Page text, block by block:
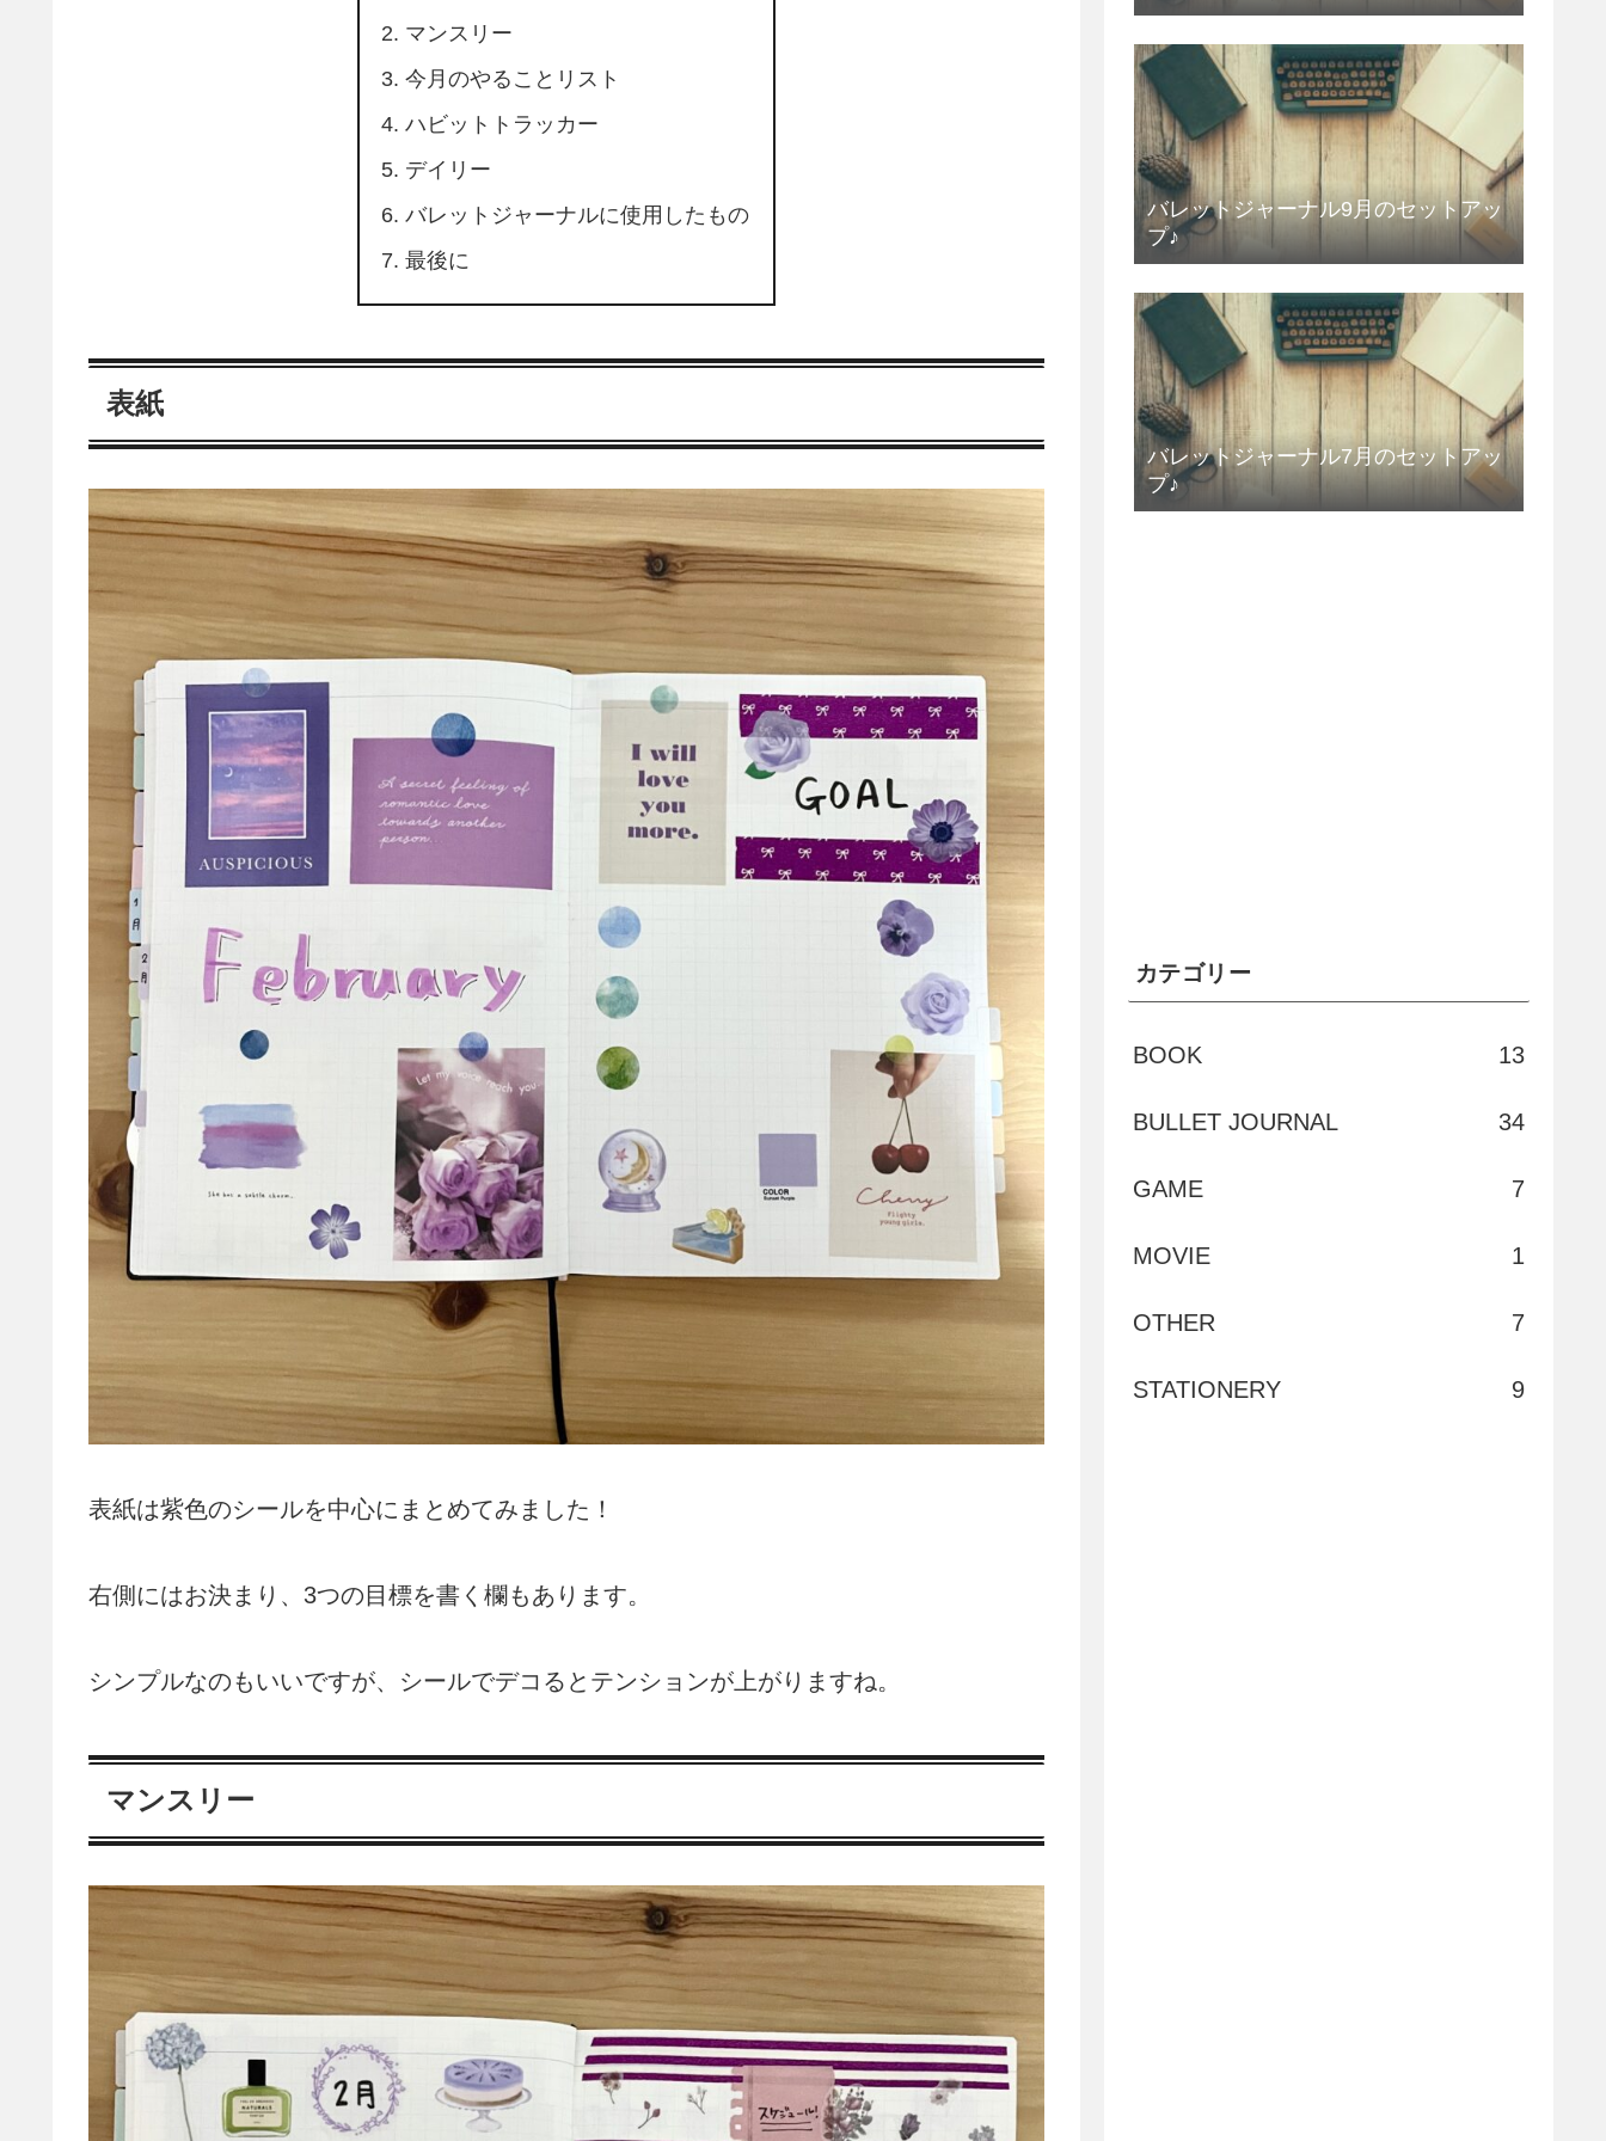
マンスリー
今月のやることリスト
ハビットトラッカー
デイリー
バレットジャーナルに使用したもの
最後に
表紙
表紙は紫色のシールを中心にまとめてみました！
右側にはお決まり、3つの目標を書く欄もあります。
シンプルなのもいいですが、シールでデコるとテンションが上がりますね。
マンスリー
バレットジャーナル9月のセットアッ
プ♪
バレットジャーナル7月のセットアッ
プ♪
カテゴリー
BOOK 13
BULLET JOURNAL 34
GAME 7
MOVIE 1
OTHER 7
STATIONERY 9